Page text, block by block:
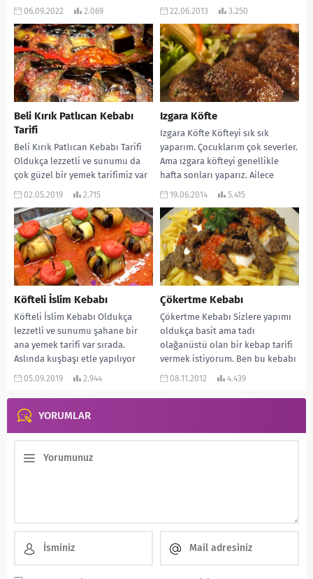
Misafir...
06.09.2022 2.069
bulununca, gerektiğinde
MALZEMELERİ:...
22.06.2013 3.250
Beli Kırık Patlıcan Kebabı
Tarifi
Beli Kırık Patlıcan Kebabı Tarifi
Oldukça lezzetli ve sunumu da
çok güzel bir yemek tarifimiz var
sırada. Evde kebap yapmakta...
02.05.2019 2.715
Izgara Köfte
Izgara Köfte Köfteyi sık sık
yaparım. Çocuklarım çok severler.
Ama ızgara köfteyi genellikle
hafta sonları yaparız. Ailece
oturup, zevkle yeriz....
19.06.2014 5.415
Köfteli İslim Kebabı
Köfteli İslim Kebabı Oldukça
lezzetli ve sunumu şahane bir
ana yemek tarifi var sırada.
Aslında kuşbaşı etle yapılıyor
ama evlerde...
05.09.2019 2.944
Çökertme Kebabı
Çökertme Kebabı Sizlere yapımı
oldukça basit ama tadı
olağanüstü olan bir kebap tarifi
vermek istiyorum. Ben bu kebabı
ilk olarak...
08.11.2012 4.439
YORUMLAR